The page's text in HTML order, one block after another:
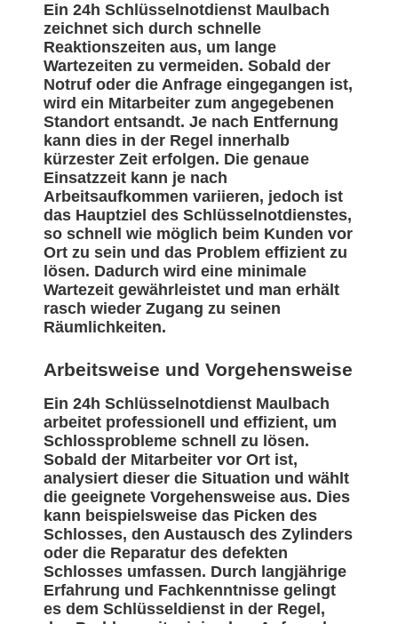
Ein 24h Schlüsselnotdienst Maulbach
zeichnet sich durch schnelle
Reaktionszeiten aus, um lange
Wartezeiten zu vermeiden. Sobald der
Notruf oder die Anfrage eingegangen ist,
wird ein Mitarbeiter zum angegebenen
Standort entsandt. Je nach Entfernung
kann dies in der Regel innerhalb
kürzester Zeit erfolgen. Die genaue
Einsatzzeit kann je nach
Arbeitsaufkommen variieren, jedoch ist
das Hauptziel des Schlüsselnotdienstes,
so schnell wie möglich beim Kunden vor
Ort zu sein und das Problem effizient zu
lösen. Dadurch wird eine minimale
Wartezeit gewährleistet und man erhält
rasch wieder Zugang zu seinen
Räumlichkeiten.
Arbeitsweise und Vorgehensweise
Ein 24h Schlüsselnotdienst Maulbach
arbeitet professionell und effizient, um
Schlossprobleme schnell zu lösen.
Sobald der Mitarbeiter vor Ort ist,
analysiert dieser die Situation und wählt
die geeignete Vorgehensweise aus. Dies
kann beispielsweise das Picken des
Schlosses, den Austausch des Zylinders
oder die Reparatur des defekten
Schlosses umfassen. Durch langjährige
Erfahrung und Fachkenntnisse gelingt
es dem Schlüsseldienst in der Regel,